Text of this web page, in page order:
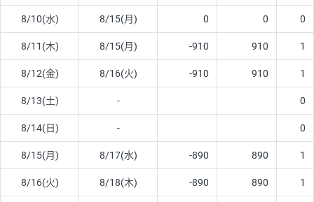
8/10(水) 8/15(月) 0 0 0
8/11(木) 8/15(月) -910 910 1
8/12(金) 8/16(火) -910 910 1
8/13(土) - 0
8/14(日) - 0
8/15(月) 8/17(水) -890 890 1
8/16(火) 8/18(木) -890 890 1